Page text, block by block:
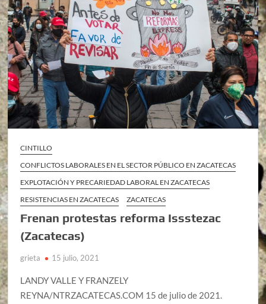
CINTILLO
CONFLICTOS LABORALES EN EL SECTOR PÚBLICO EN ZACATECAS
EXPLOTACIÓN Y PRECARIEDAD LABORAL EN ZACATECAS
RESISTENCIAS EN ZACATECAS
ZACATECAS
Frenan protestas reforma Issstezac
(Zacatecas)
grieta 15 julio, 2021
LANDY VALLE Y FRANZELY
REYNA/NTRZACATECAS.COM 15 de julio de 2021.